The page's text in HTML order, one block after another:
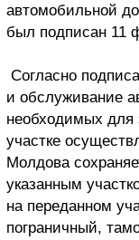
автомобильной
был подписан 11
Согласно
и обслуживание
необходимых для
участке
Молдова
указанным
на переданном
пограничный,